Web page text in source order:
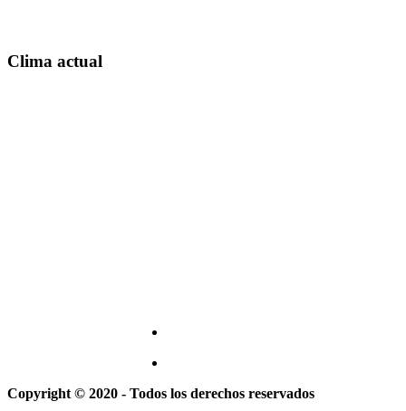
Clima actual
Copyright © 2020 - Todos los derechos reservados